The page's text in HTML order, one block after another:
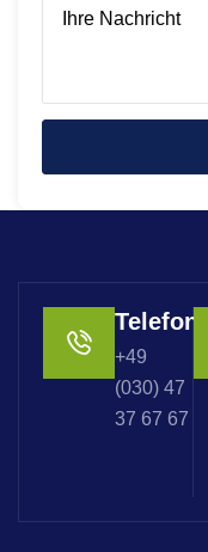
Telefon
+49
(030) 47
37 67 67